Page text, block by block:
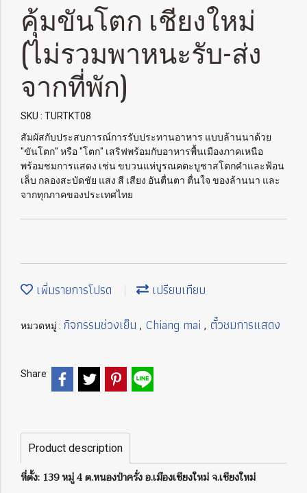
คุ้มขันโตก เชียงใหม่
(ไม่รวมพาหนะรับ-ส่ง
จากที่พัก)
SKU : TURTKT08
สัมผัสกับประสบการณ์การรับประทานอาหาร แบบล้านนาด้วย
"ขันโตก" หรือ "โตก" เสริฟพร้อมกับอาหารพื้นเมืองภาคเหนือ
พร้อมชมการแสดง เช่น ขบวนแห่บูรณคตะบูชาสโตกคำและฟ้อน
เล็บ กลองสะบัดชัย แสง สี เสียง อันตื่นตา ตื่นใจ ของล้านนา และ
จากทุกภาคของประเทศไทย
เพิ่มรายการโปรด เปรียบเทียบ
หมวดหมู่ : กิจกรรมช่วงเย็น , Chiang mai , ตั๋วชมการแสดง
Share
Product description
ที่ตั้ง: 139 หมู่ 4 ต.หนองป่าครั่ง อ.เมืองเชียงใหม่ จ.เชียงใหม่